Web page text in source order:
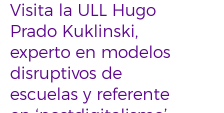
Visita la ULL Hugo
Prado Kuklinski,
experto en modelos
disruptivos de
escuelas y referente